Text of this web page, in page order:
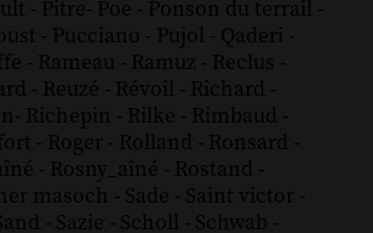
- Pitre- Poe - Ponson du terrail -
- Pucciano - Pujol - Qaderi -
- Rameau - Ramuz - Reclus -
- Reuzé - Révoil - Richard -
- Richepin - Rilke - Rimbaud -
- Roger - Rolland - Ronsard -
- Rosny_aîné - Rostand -
masoch - Sade - Saint victor -
- Sazie - Scholl - Schwab -